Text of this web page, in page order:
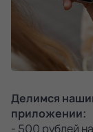
Делимся
приложении:
- 500 рублей